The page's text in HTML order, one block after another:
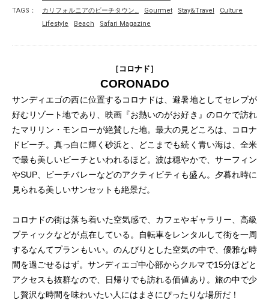
TAGS：
カリフォルニアのビーチタウン… Gourmet Stay&Travel
Culture
Lifestyle
Beach Safari Magazine
［コロナド］
CORONADO
サンディエゴの西に位置するコロナドは、避暑地としてセレブが
好むリゾート地であり、映画『お熱いのがお好き』のロケで訪れ
たマリリン・モンローが絶賛した地。最大の見どころは、コロナ
ドビーチ。真っ白に輝く砂浜と、どこまでも続く青い海は、全米
で最も美しいビーチといわれるほど。波は穏やかで、サーフィン
やSUP、ビーチバレーなどのアクティビティも盛ん。夕暮れ時に
見られる美しいサンセットも絶景だ。
コロナドの街は落ち着いた空気感で、カフェやギャラリー、高級
ブティックなどが点在している。自転車をレンタルして街を一周
するなんてプランもいい。のんびりとした空気の中で、優雅な時
間を過ごせるはず。サンディエゴ中心部からクルマで15分ほどと
アクセスも抜群なので、日帰りでも訪れる価値あり。旅の中で少
し贅沢な時間を味わいたい人にはまさにぴったりな場所だ！